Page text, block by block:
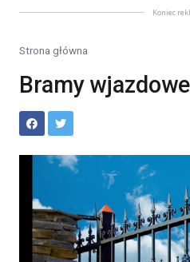
Koniec
Strona główna
Bramy